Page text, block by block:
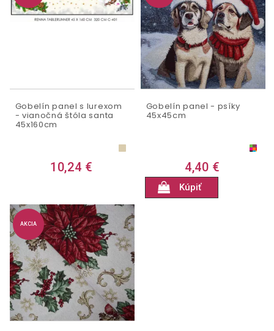
Gobelín panel s lurexom
- vianočná štóla santa
45x160cm
10,24 €
Gobelín panel - psíky
45x45cm
4,40 €
Kúpiť
AKCIA